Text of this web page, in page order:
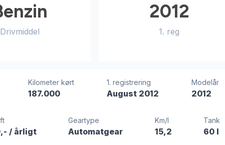
Drivmiddel
2012
1. reg
Kilometer kørt
187.000
1. registrering
August 2012
Modelår
2012
/ årligt
Geartype
Automatgear
Km/l
15,2
Tank
60 l